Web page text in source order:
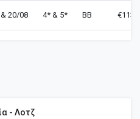
20/08 4* & 5* BB €1139
- Λοτζ